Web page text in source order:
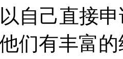
自己直接
们有丰富